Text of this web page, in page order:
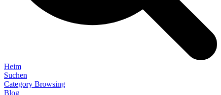
Heim
Suchen
Category Browsing
Blog